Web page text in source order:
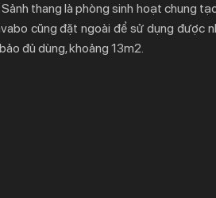
thang là phòng sinh hoạt chung
cũng đặt ngoài để sử dụng được
đủ dùng, khoảng 13m2.